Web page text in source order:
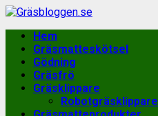
Skip
content
Primary
Menu
Hem
Gräsmatteskötsel
Gödning
Gräsfrö
Gräsklippare
Robotgräsklippare